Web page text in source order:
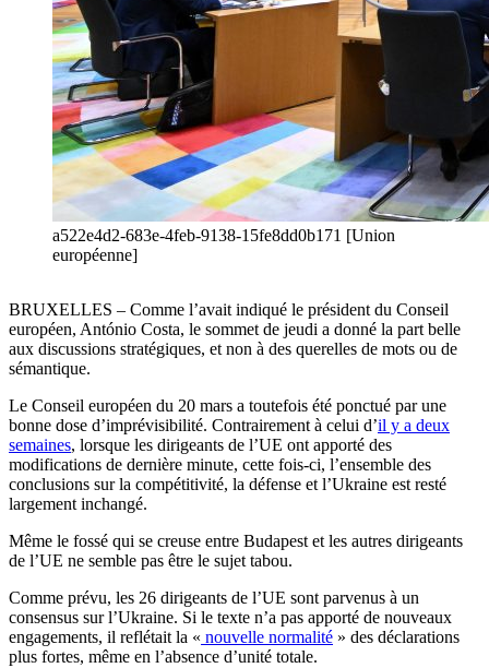
a522e4d2-683e-4feb-9138-15fe8dd0b171 [Union
européenne]
BRUXELLES – Comme l’avait indiqué le président du Conseil
européen, António Costa, le sommet de jeudi a donné la part belle
aux discussions stratégiques, et non à des querelles de mots ou de
sémantique.
Le Conseil européen du 20 mars a toutefois été ponctué par une
bonne dose d’imprévisibilité. Contrairement à celui d’il y a deux
semaines, lorsque les dirigeants de l’UE ont apporté des
modifications de dernière minute, cette fois-ci, l’ensemble des
conclusions sur la compétitivité, la défense et l’Ukraine est resté
largement inchangé.
Même le fossé qui se creuse entre Budapest et les autres dirigeants
de l’UE ne semble pas être le sujet tabou.
Comme prévu, les 26 dirigeants de l’UE sont parvenus à un
consensus sur l’Ukraine. Si le texte n’a pas apporté de nouveaux
engagements, il reflétait la « nouvelle normalité » des déclarations
plus fortes, même en l’absence d’unité totale.